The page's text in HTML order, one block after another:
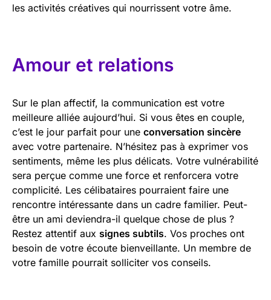
les activités créatives qui nourrissent votre âme.
Amour et relations
Sur le plan affectif, la communication est votre
meilleure alliée aujourd’hui. Si vous êtes en couple,
c’est le jour parfait pour une conversation sincère
avec votre partenaire. N’hésitez pas à exprimer vos
sentiments, même les plus délicats. Votre vulnérabilité
sera perçue comme une force et renforcera votre
complicité. Les célibataires pourraient faire une
rencontre intéressante dans un cadre familier. Peut-
être un ami deviendra-il quelque chose de plus ?
Restez attentif aux signes subtils. Vos proches ont
besoin de votre écoute bienveillante. Un membre de
votre famille pourrait solliciter vos conseils.